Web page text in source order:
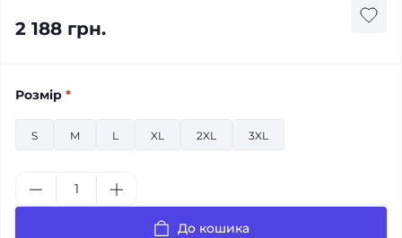
2 188 грн.
Розмір *
S M L XL 2XL 3XL
До кошика